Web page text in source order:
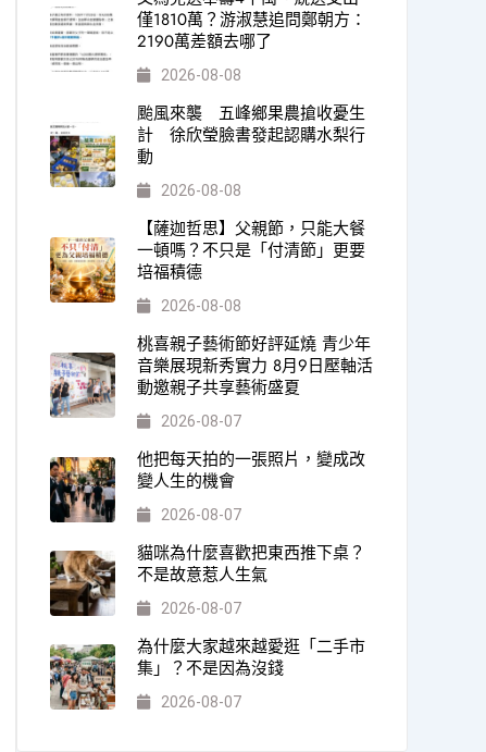
僅1810萬？游淑慧追問鄭朝方：
2190萬差額去哪了
2026-08-08
颱風來襲 五峰鄉果農搶收憂生
計 徐欣瑩臉書發起認購水梨行
動
2026-08-08
【薩迦哲思】父親節，只能大餐
一頓嗎？不只是「付清節」更要
培福積德
2026-08-08
桃喜親子藝術節好評延燒 青少年
音樂展現新秀實力 8月9日壓軸活
動邀親子共享藝術盛夏
2026-08-07
他把每天拍的一張照片，變成改
變人生的機會
2026-08-07
貓咪為什麼喜歡把東西推下桌？
不是故意惹人生氣
2026-08-07
為什麼大家越來越愛逛「二手市
集」？不是因為沒錢
2026-08-07